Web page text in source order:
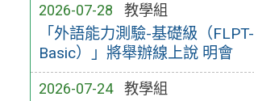
2026-07-28 教學組
「外語能力測驗-基礎級（FLPT-
Basic）」將舉辦線上說 明會
2026-07-24 教學組